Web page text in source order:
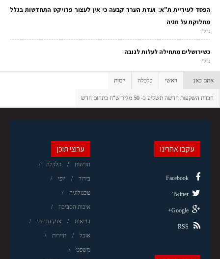
הפסד לעיריית ת"א: ועדת הערר קבעה כי אין לעצור פרויקט התחדשות בגלל
מחלוקת על חניה
נדל"ן
כשירושלים מתחילה לעלות לגובה
נדל"ן
אתם כאן: ראשי כלכלה יזמות
חברת השקעות חדשה תשקיע כ- 50 מליון ש"ח בתחום חדש
ערוצי תוכן
חדשות כלכלה
בידור יופי
טכנולוגיה
איכות הסביבה
בריאות צדק חברתי
אוכל תיירות
משפט
עקבו אחרינו
Facebook
Twitter
Google+
RSS